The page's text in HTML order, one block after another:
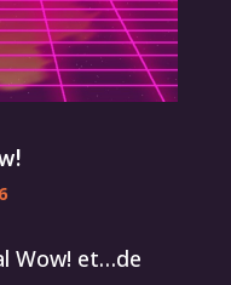
Wow! et…de